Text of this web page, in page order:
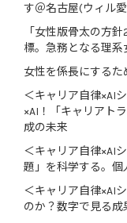
す＠名古屋(ウィル
「女性版骨太の方
標。急務となる理系
女性を係長にする
＜キャリア自律×AI
×AI！「キャリアト
成の未来
＜キャリア自律×AI
題」を科学する。
＜キャリア自律×AI
のか？数字で見る成